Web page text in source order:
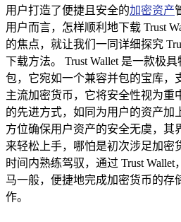
用户打造了便捷且安全的加密资产
用户而言，怎样顺利地下载 Trust
的焦点，就让我们一同详细探究
下载方法。 Trust Wallet 是一款极
包，它宛如一个兼容并包的宝库，
主流加密货币，它将安全性视为重
的先进方式，如同为用户的资产加
方位确保用户资产的安全无虞，其
来轻松上手，哪怕是初次涉足加密
时间内熟练驾驭，通过 Trust
马一般，便捷地完成加密货币的存
作。